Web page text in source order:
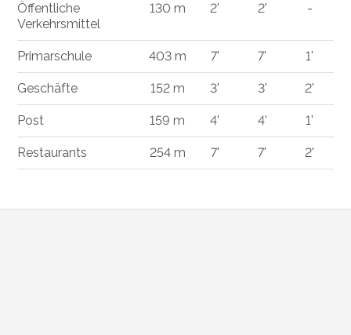
Öffentliche
Verkehrsmittel
130 m 2' 2' -
Primarschule 403 m 7' 7' 1'
Geschäfte 152 m 3' 3' 2'
Post 159 m 4' 4' 1'
Restaurants 254 m 7' 7' 2'